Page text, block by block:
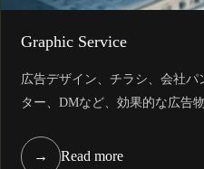
Graphic Service
広告デザイン、チラシ、会社
ター、DMなど、効果的な広告
→ Read more